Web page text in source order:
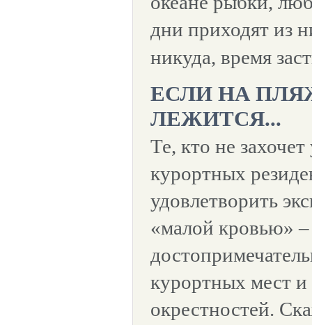
дни приходят из
никуда, время
ЕСЛИ НА
ЛЕЖИТСЯ...
Те, кто не
курортных
удовлетворить
«малой кровью» –
курортных мест
окрестностей.